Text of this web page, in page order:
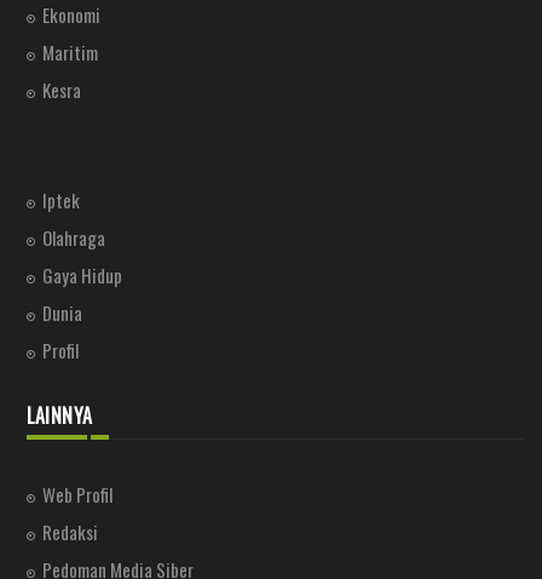
Ekonomi
Maritim
Kesra
Iptek
Olahraga
Gaya Hidup
Dunia
Profil
LAINNYA
Web Profil
Redaksi
Pedoman Media Siber